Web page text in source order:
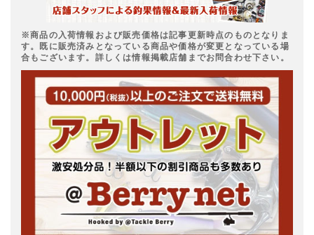
※商品の入荷情報および販売価格は記事更新時点のものとなりま
す。既に販売済みとなっている商品や価格が変更となっている場
合もございます。詳しくは情報掲載店舗までお問合わせ下さい。